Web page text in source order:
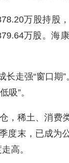
万股持股
万股。海
走强“窗口期
吸”。
，稀土、消费
度末，已成为
高。